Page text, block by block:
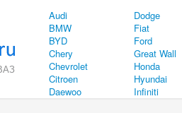
Audi
BMW
BYD
Chery
Chevrolet
Citroen
Daewoo
Dodge
Fiat
Ford
Great Wall
Honda
Hyundai
Infiniti